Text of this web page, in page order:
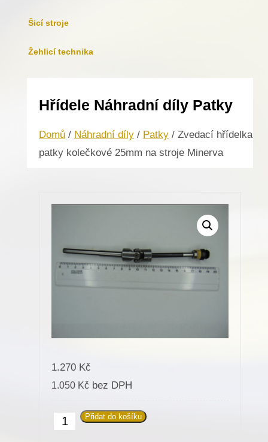
Šicí stroje
Žehlicí technika
Hřídele Náhradní díly Patky
Domů / Náhradní díly / Patky / Zvedací hřídelka
patky kolečkové 25mm na stroje Minerva
1.270 Kč
1.050 Kč bez DPH
ZvedacíPřidat do košíku